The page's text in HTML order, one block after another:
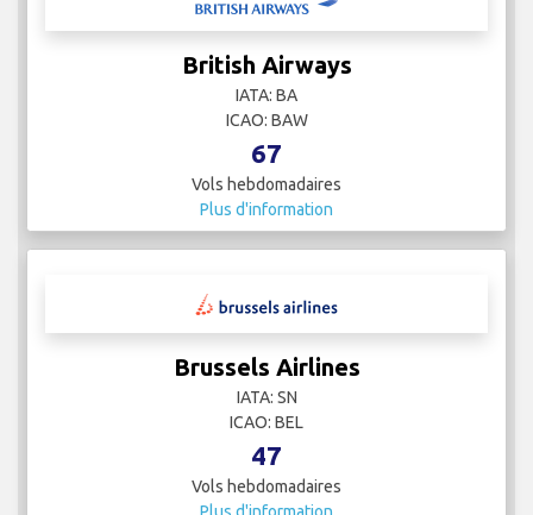
British Airways
IATA: BA
ICAO: BAW
67
Vols hebdomadaires
Plus d'information
Brussels Airlines
IATA: SN
ICAO: BEL
47
Vols hebdomadaires